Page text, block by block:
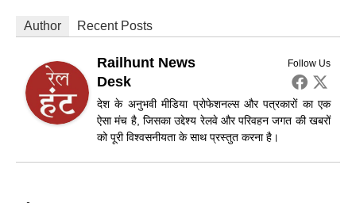
Author Recent Posts
Follow Us
Railhunt News
Desk
देश के अनुभवी मीडिया प्रोफेशनल्स और पत्रकारों का एक
ऐसा मंच है, जिसका उद्देश्य रेलवे और परिवहन जगत की खबरों
को पूरी विश्वसनीयता के साथ प्रस्तुत करना है।